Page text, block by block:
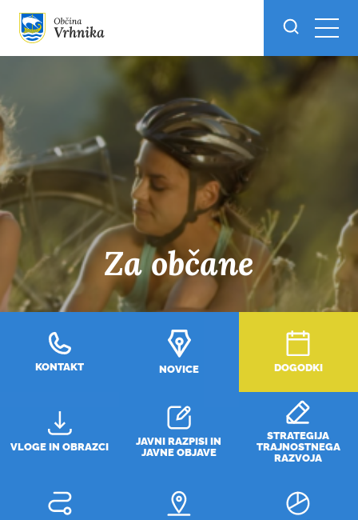
Skoči do osrednje vsebine
Za občane
KONTAKT NOVICE DOGODKI
VLOGE IN OBRAZCI
JAVNI RAZPISI IN
JAVNE OBJAVE
STRATEGIJA
TRAJNOSTNEGA
RAZVOJA